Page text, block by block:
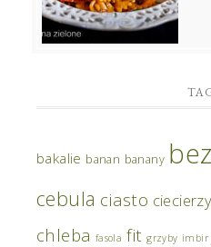
bakalie banan banany
cebula ciasto
chleba fasola fit grzyby imbir